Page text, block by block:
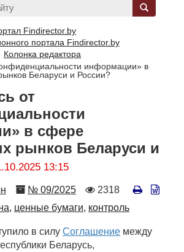
Findirector.by
портала Findirector.by
Колонка редактора
информации» в
Беларуси и России?
от
в сфере
рынков Беларуси и
13:15
Номер
№ 09/2025
Количество
2318
ценные бумаги, контроль
в силу Соглашение между
Беларусь,